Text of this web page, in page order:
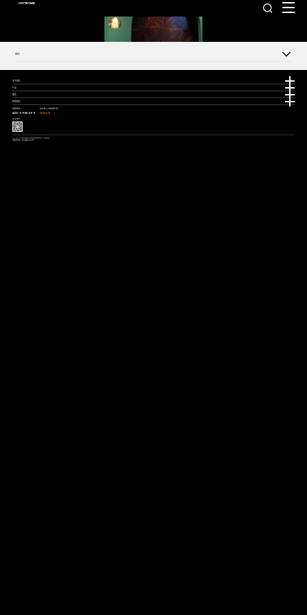
系列
关于德尔
产品
服务
联系我们
客服热线
400-9955-299
深交所上市股票代码
002631
关注我们
Copyright2021 德尔未来科技控股集团股份有限公司 版权所有
网站许可证号：苏ICP备05064241号